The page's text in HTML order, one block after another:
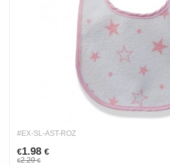
#EX-SL-AST-ROZ
€1.98 €
€2.20€